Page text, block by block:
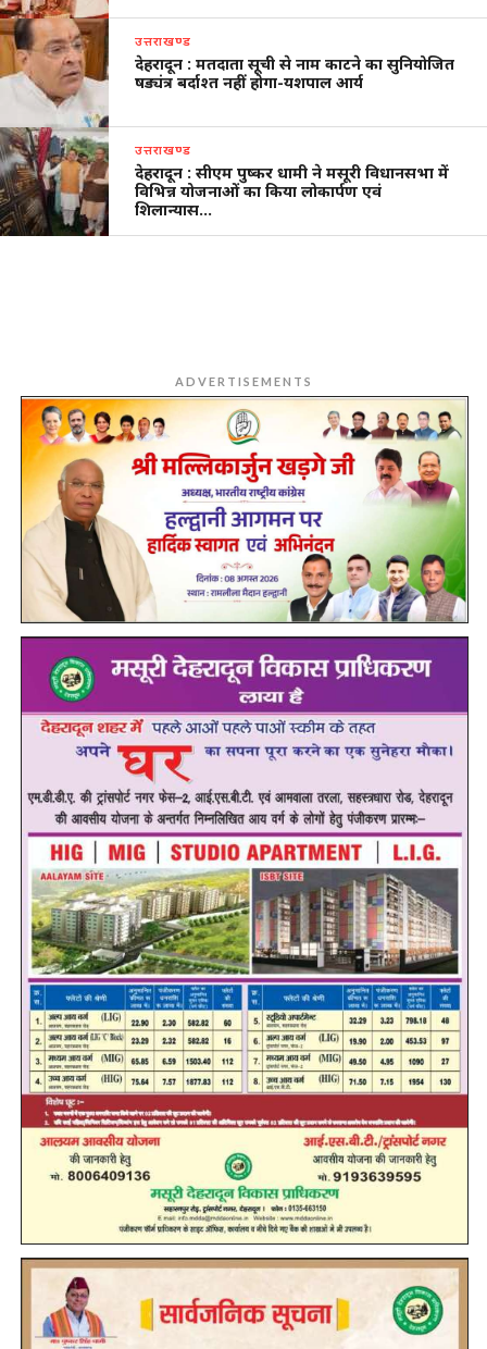
उत्तराखण्ड
देहरादून : मतदाता सूची से नाम काटने का सुनियोजित
षड्यंत्र बर्दाश्त नहीं होगा-यशपाल आर्य
उत्तराखण्ड
देहरादून : सीएम पुष्कर धामी ने मसूरी विधानसभा में
विभिन्न योजनाओं का किया लोकार्पण एवं
शिलान्यास…
ADVERTISEMENTS